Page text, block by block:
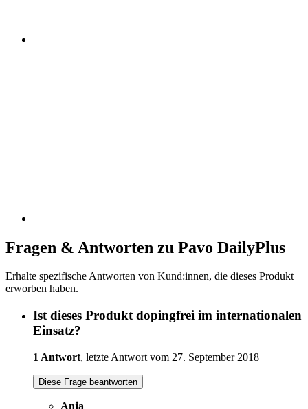
Fragen & Antworten zu Pavo DailyPlus
Erhalte spezifische Antworten von Kund:innen, die dieses Produkt
erworben haben.
Ist dieses Produkt dopingfrei im internationalen
Einsatz?
1 Antwort, letzte Antwort vom 27. September 2018
Diese Frage beantworten
Anja